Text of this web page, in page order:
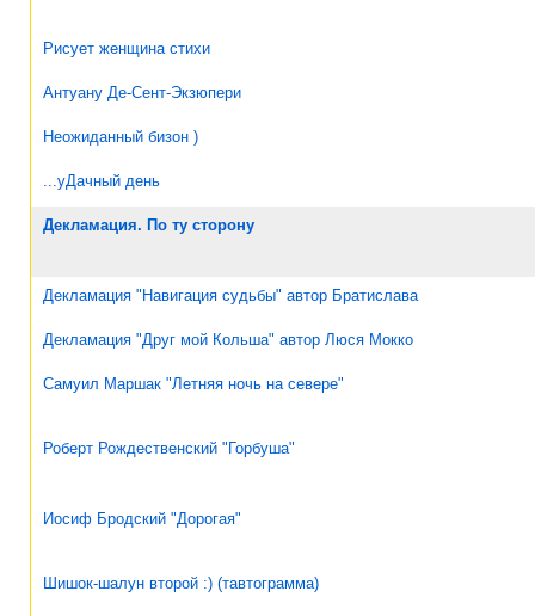
Рисует женщина стихи
Антуану Де-Сент-Экзюпери
Неожиданный бизон )
...уДачный день
Декламация. По ту сторону
Декламация "Навигация судьбы" автор Братислава
Декламация "Друг мой Кольша" автор Люся Мокко
Самуил Маршак "Летняя ночь на севере"
Роберт Рождественский "Горбуша"
Иосиф Бродский "Дорогая"
Шишок-шалун второй :) (тавтограмма)